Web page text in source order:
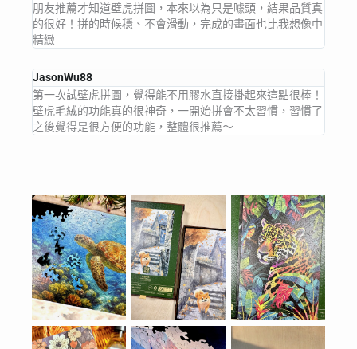
朋友推薦才知道壁虎拼圖，本來以為只是噱頭，結果品質真
的很好！拼的時候穩、不會滑動，完成的畫面也比我想像中
精緻
JasonWu88
第一次試壁虎拼圖，覺得能不用膠水直接掛起來這點很棒！
壁虎毛絨的功能真的很神奇，一開始拼會不太習慣，習慣了
之後覺得是很方便的功能，整體很推薦～